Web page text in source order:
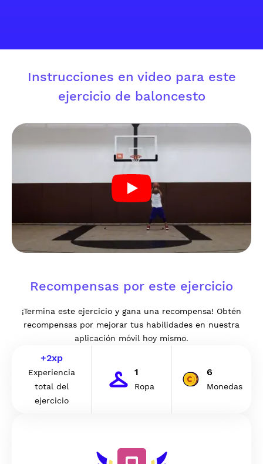
Instrucciones en video para este
ejercicio de baloncesto
Recompensas por este ejercicio
¡Termina este ejercicio y gana una recompensa! Obtén
recompensas por mejorar tus habilidades en nuestra
aplicación móvil hoy mismo.
+2xp
Experiencia
total del
ejercicio
1
Ropa
6
Monedas